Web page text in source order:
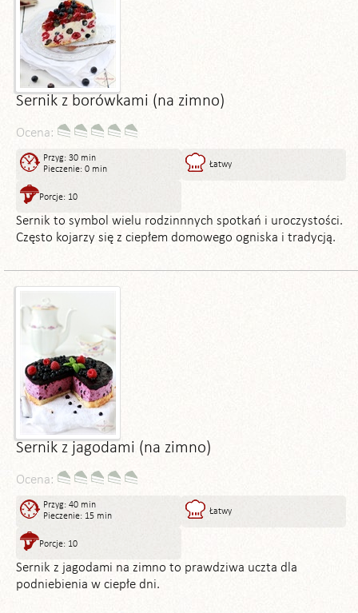
Sernik z borówkami (na zimno)
Ocena:
Przyg: 30 min
Pieczenie: 0 min
Łatwy
Porcje: 10
Sernik to symbol wielu rodzinnnych spotkań i uroczystości.
Często kojarzy się z ciepłem domowego ogniska i tradycją.
Sernik z jagodami (na zimno)
Ocena:
Przyg: 40 min
Pieczenie: 15 min
Łatwy
Porcje: 10
Sernik z jagodami na zimno to prawdziwa uczta dla
podniebienia w ciepłe dni.